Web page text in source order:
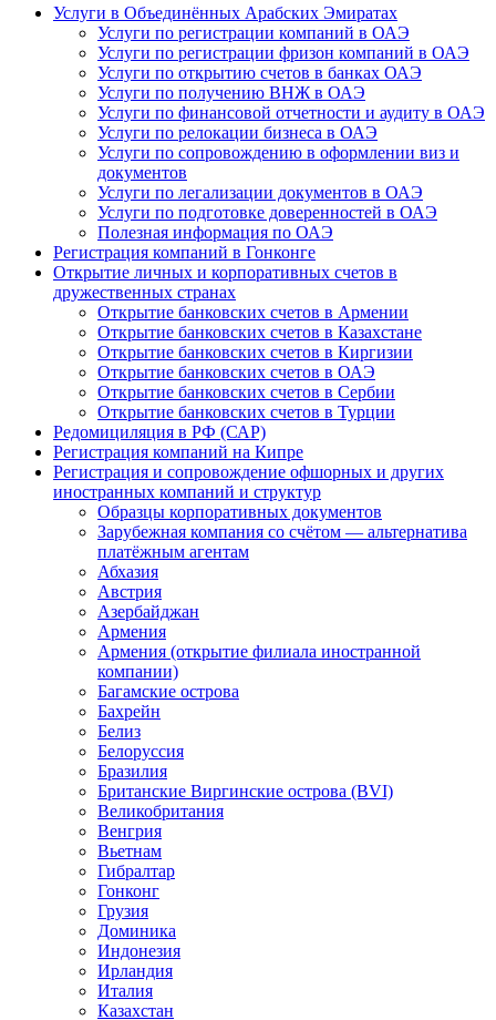
Услуги в Объединённых Арабских Эмиратах
Услуги по регистрации компаний в ОАЭ
Услуги по регистрации фризон компаний в ОАЭ
Услуги по открытию счетов в банках ОАЭ
Услуги по получению ВНЖ в ОАЭ
Услуги по финансовой отчетности и аудиту в ОАЭ
Услуги по релокации бизнеса в ОАЭ
Услуги по сопровождению в оформлении виз и
документов
Услуги по легализации документов в ОАЭ
Услуги по подготовке доверенностей в ОАЭ
Полезная информация по ОАЭ
Регистрация компаний в Гонконге
Открытие личных и корпоративных счетов в
дружественных странах
Открытие банковских счетов в Армении
Открытие банковских счетов в Казахстане
Открытие банковских счетов в Киргизии
Открытие банковских счетов в ОАЭ
Открытие банковских счетов в Сербии
Открытие банковских счетов в Турции
Редомициляция в РФ (САР)
Регистрация компаний на Кипре
Регистрация и сопровождение офшорных и других
иностранных компаний и структур
Образцы корпоративных документов
Зарубежная компания со счётом — альтернатива
платёжным агентам
Абхазия
Австрия
Азербайджан
Армения
Армения (открытие филиала иностранной
компании)
Багамские острова
Бахрейн
Белиз
Белоруссия
Бразилия
Британские Виргинские острова (BVI)
Великобритания
Венгрия
Вьетнам
Гибралтар
Гонконг
Грузия
Доминика
Индонезия
Ирландия
Италия
Казахстан